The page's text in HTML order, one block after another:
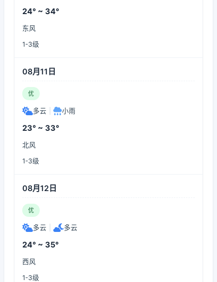
24° ~ 34°
东风
1-3级
08月11日
优
多云 小雨
23° ~ 33°
北风
1-3级
08月12日
优
多云 多云
24° ~ 35°
西风
1-3级